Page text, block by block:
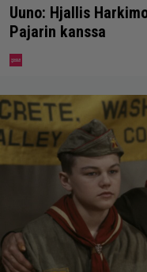
Uuno: Hjallis
Pajarin kanssa